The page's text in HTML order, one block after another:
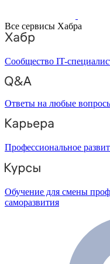
Все сервисы Хабра
Сообщество IT-
Ответы на любые
Профессиональное
Обучение для смены
саморазвития